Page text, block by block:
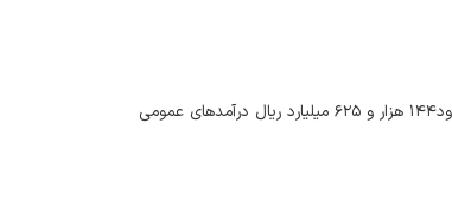
نماینده وزیر و مدیرکل اموراقتصادی و دارایی استان مازندران اعلام نمود: طی ده ماهه سالجاری مبلغی حدود۱۴۴ هزار و ۶۲۵ میلیارد ریال درآمدهای عمومی